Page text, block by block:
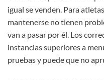
igual se venden. Para
mantenerse no tienen
van a pasar por él. Los
instancias superiores a
pruebas y puede que no